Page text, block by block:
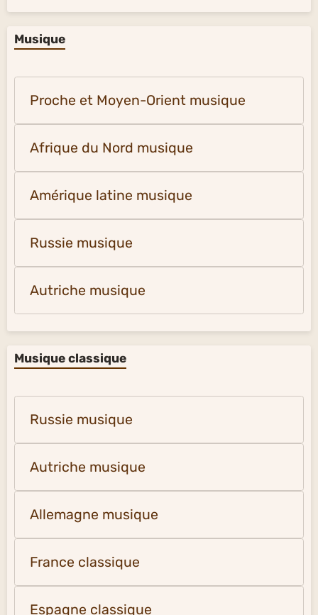
Musique
Proche et Moyen-Orient musique
Afrique du Nord musique
Amérique latine musique
Russie musique
Autriche musique
Musique classique
Russie musique
Autriche musique
Allemagne musique
France classique
Espagne classique